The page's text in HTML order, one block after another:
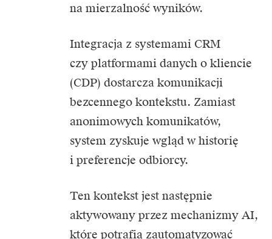
na mierzalność wyników.
Integracja z systemami CRM
czy platformami danych o kliencie
(CDP) dostarcza komunikacji
bezcennego kontekstu. Zamiast
anonimowych komunikatów,
system zyskuje wgląd w historię
i preferencje odbiorcy.
Ten kontekst jest następnie
aktywowany przez mechanizmy AI,
które potrafią zautomatyzować